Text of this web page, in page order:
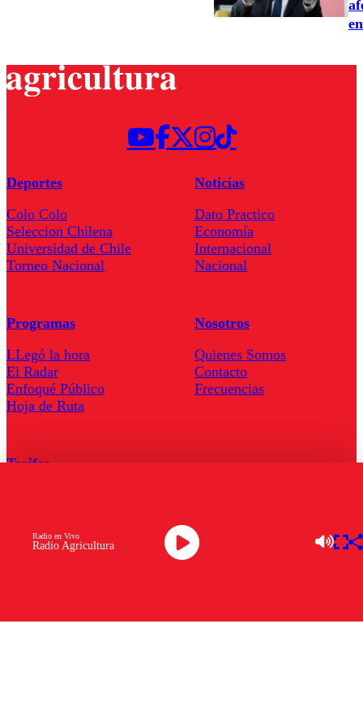
Radio Agricultura
Radio en Vivo
Deportes
Colo Colo
Seleccion Chilena
Universidad de Chile
Torneo Nacional
Noticias
Dato Practico
Economía
Internacional
Nacional
Programas
LLegó la hora
El Radar
Enfoqué Público
Hoja de Ruta
Nosotros
Quienes Somos
Contacto
Frecuencias
Tarifas
Descarga la APP